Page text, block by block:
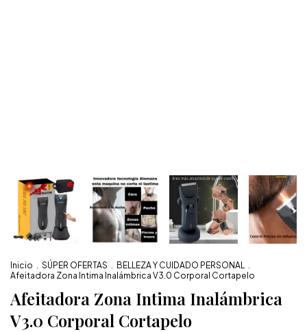
Inicio SÚPER OFERTAS BELLEZA Y CUIDADO PERSONAL
Afeitadora Zona Intima Inalámbrica V3.0 Corporal Cortapelo
Afeitadora Zona Intima Inalámbrica
V3.0 Corporal Cortapelo